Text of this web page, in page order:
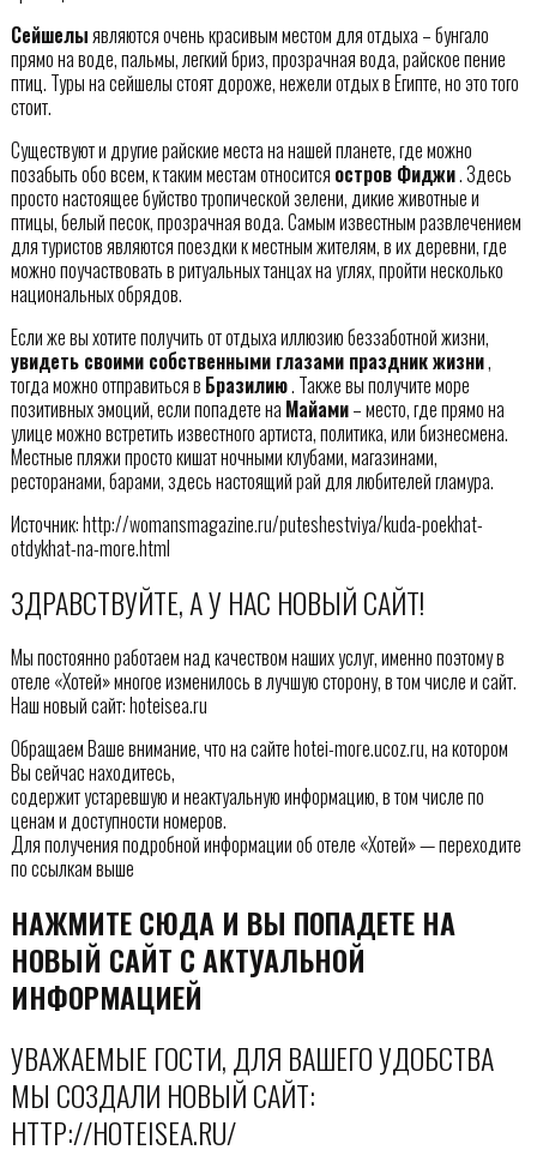
Сейшелыявляются очень красивым местом для отдыха – бунгало
прямо на воде, пальмы, легкий бриз, прозрачная вода, райское пение
птиц. Туры на сейшелы стоят дороже, нежели отдых в Египте, но это того
стоит.
Существуют и другие райские места на нашей планете, где можно
позабыть обо всем, к таким местам относится остров Фиджи. Здесь
просто настоящее буйство тропической зелени, дикие животные и
птицы, белый песок, прозрачная вода. Самым известным развлечением
для туристов являются поездки к местным жителям, в их деревни, где
можно поучаствовать в ритуальных танцах на углях, пройти несколько
национальных обрядов.
Если же вы хотите получить от отдыха иллюзию беззаботной жизни,
увидеть своими собственными глазами праздник жизни,
тогда можно отправиться в Бразилию. Также вы получите море
позитивных эмоций, если попадете на Майами– место, где прямо на
улице можно встретить известного артиста, политика, или бизнесмена.
Местные пляжи просто кишат ночными клубами, магазинами,
ресторанами, барами, здесь настоящий рай для любителей гламура.
Источник: http://womansmagazine.ru/puteshestviya/kuda-poekhat-
otdykhat-na-more.html
ЗДРАВСТВУЙТЕ, А У НАС НОВЫЙ САЙТ!
Мы постоянно работаем над качеством наших услуг, именно поэтому в
отеле «Хотей» многое изменилось в лучшую сторону, в том числе и сайт.
Наш новый сайт: hoteisea.ru
Обращаем Ваше внимание, что на сайте hotei-more.ucoz.ru, на котором
Вы сейчас находитесь,
содержит устаревшую и неактуальную информацию, в том числе по
ценам и доступности номеров.
Для получения подробной информации об отеле «Хотей» — переходите
по ссылкам выше
НАЖМИТЕ СЮДА И ВЫ ПОПАДЕТЕ НА
НОВЫЙ САЙТ С АКТУАЛЬНОЙ
ИНФОРМАЦИЕЙ
УВАЖАЕМЫЕ ГОСТИ, ДЛЯ ВАШЕГО УДОБСТВА
МЫ СОЗДАЛИ НОВЫЙ САЙТ:
HTTP://HOTEISEA.RU/